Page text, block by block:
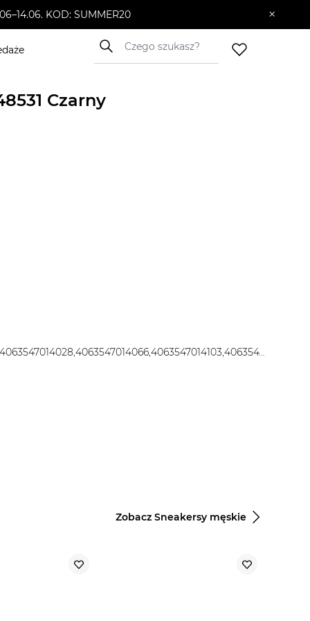
KOD: SUMMER20 ×
Czarny
4063546803388,4063546803395,4063547013960,4063547014028,4063547014066,4063547014103,4063547014158
Zobacz Sneakersy męskie